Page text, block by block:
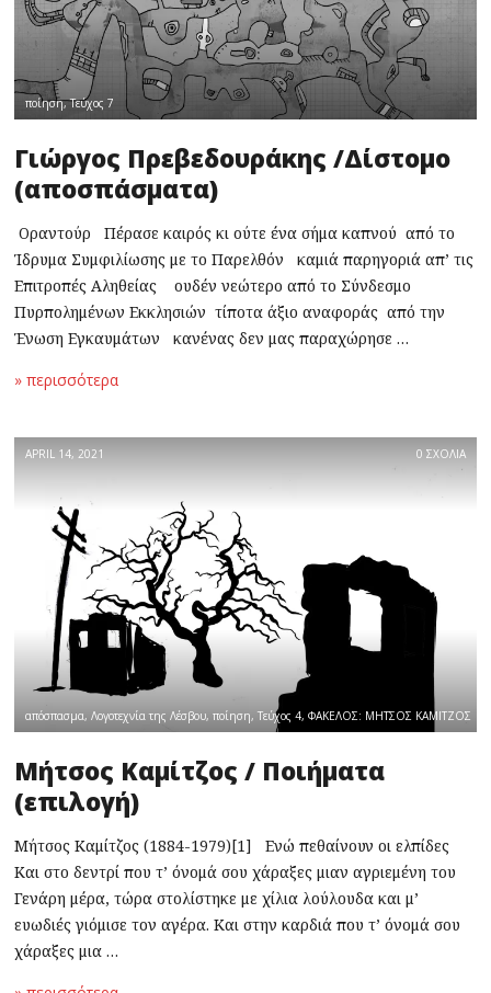
ποίηση,Τεύχος 7
Γιώργος Πρεβεδουράκης /Δίστομο
(αποσπάσματα)
Οραντούρ Πέρασε καιρός κι ούτε ένα σήμα καπνού από το
Ίδρυμα Συμφιλίωσης με το Παρελθόν καμιά παρηγοριά απ’ τις
Επιτροπές Αληθείας ουδέν νεώτερο από το Σύνδεσμο
Πυρπολημένων Εκκλησιών τίποτα άξιο αναφοράς από την
Ένωση Εγκαυμάτων κανένας δεν μας παραχώρησε …
» περισσότερα
APRIL 14, 2021 0 ΣΧΟΛΙΑ
απόσπασμα,Λογοτεχνία της Λέσβου,ποίηση,Τεύχος 4,ΦΑΚΕΛΟΣ: ΜΗΤΣΟΣ ΚΑΜΙΤΖΟΣ
Μήτσος Καμίτζος / Ποιήματα
(επιλογή)
Μήτσος Καμίτζος (1884-1979)[1] Ενώ πεθαίνουν οι ελπίδες
Και στο δεντρί που τ’ όνομά σου χάραξες μιαν αγριεμένη του
Γενάρη μέρα, τώρα στολίστηκε με χίλια λούλουδα και μ’
ευωδιές γιόμισε τον αγέρα. Και στην καρδιά που τ’ όνομά σου
χάραξες μια …